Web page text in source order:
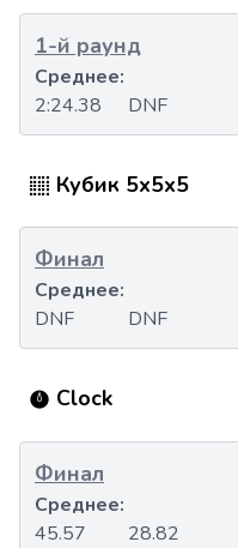
1-й раунд
2:24.38 DNF
Среднее:
Кубик 5x5x5
Финал
DNF DNF
Среднее:
Clock
Финал
45.57 28.82
Среднее: